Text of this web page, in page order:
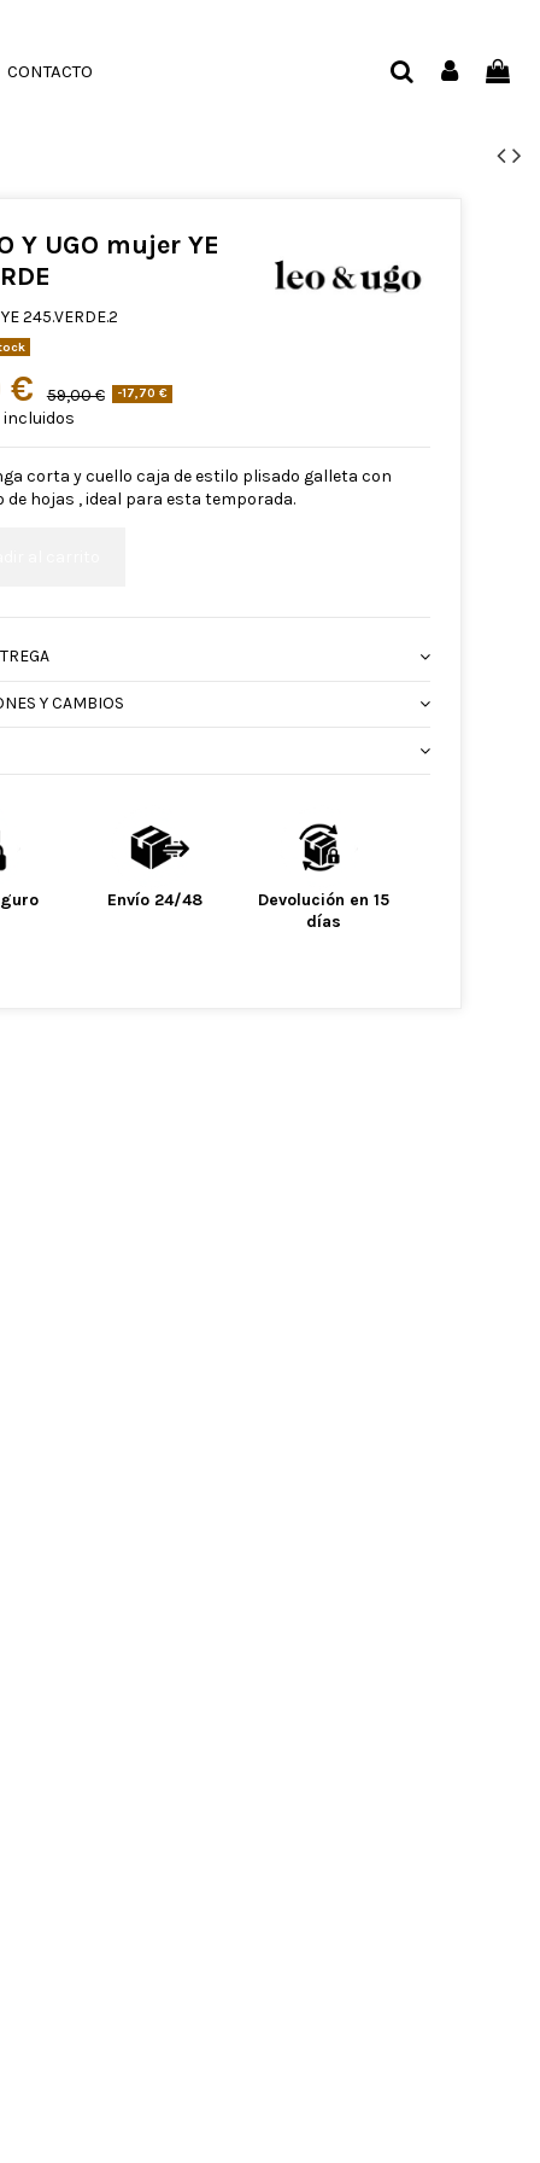
CONTACTO
Y UGO mujer YE
YE 245.VERDE.2
€ 59,00 € -17,70 €
corta y cuello caja de estilo plisado galleta con
de hojas , ideal para esta temporada.
Y CAMBIOS
Envío 24/48
Devolución en 15
días